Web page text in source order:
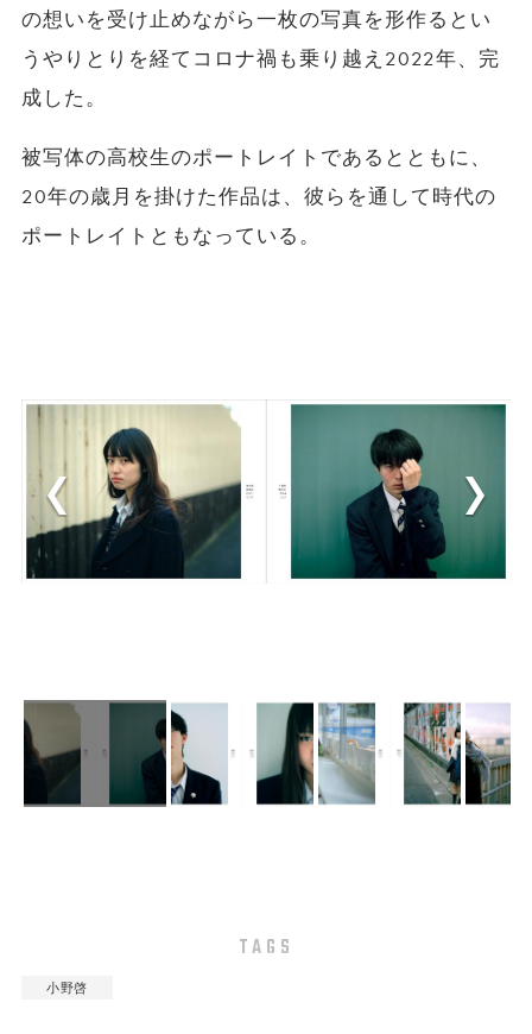
の想いを受け止めながら一枚の写真を形作るとい
うやりとりを経てコロナ禍も乗り越え2022年、完
成した。
被写体の高校生のポートレイトであるとともに、
20年の歳月を掛けた作品は、彼らを通して時代の
ポートレイトともなっている。
TAGS
小野啓